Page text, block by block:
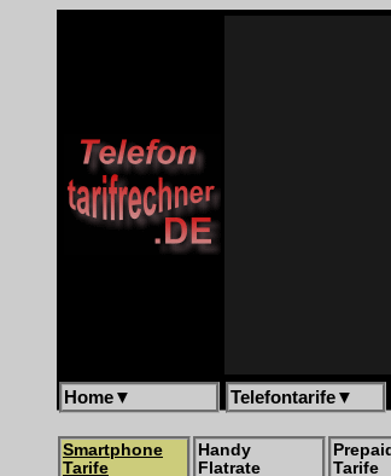
Home▼ Telefontarife▼
Smartphone
Tarife
Handy
Flatrate
Prepaid
Tarife